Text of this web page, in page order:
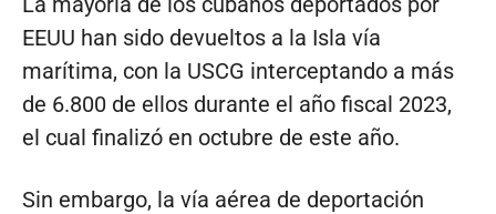
EEUU han sido devueltos a la Isla vía
marítima, con la USCG interceptando a más
de 6.800 de ellos durante el año fiscal 2023,
el cual finalizó en octubre de este año.
Sin embargo, la vía aérea de deportación